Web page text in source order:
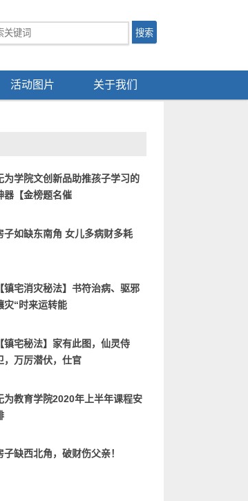
活动图片 关于我们
为学院文创新品助推孩子学习的
器【金榜题名催
子如缺东南角 女儿多病财多耗
【镇宅消灾秘法】书符治病、驱邪
灾“时来运转能
【镇宅秘法】家有此图，仙灵侍
，万厉潜伏，仕官
为教育学院2020年上半年课程安
子缺西北角，破财伤父亲！